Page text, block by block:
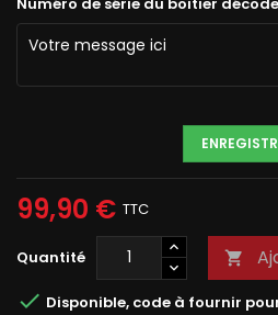
99,90 € TTC
Quantité 
 Disponible, code à fournir